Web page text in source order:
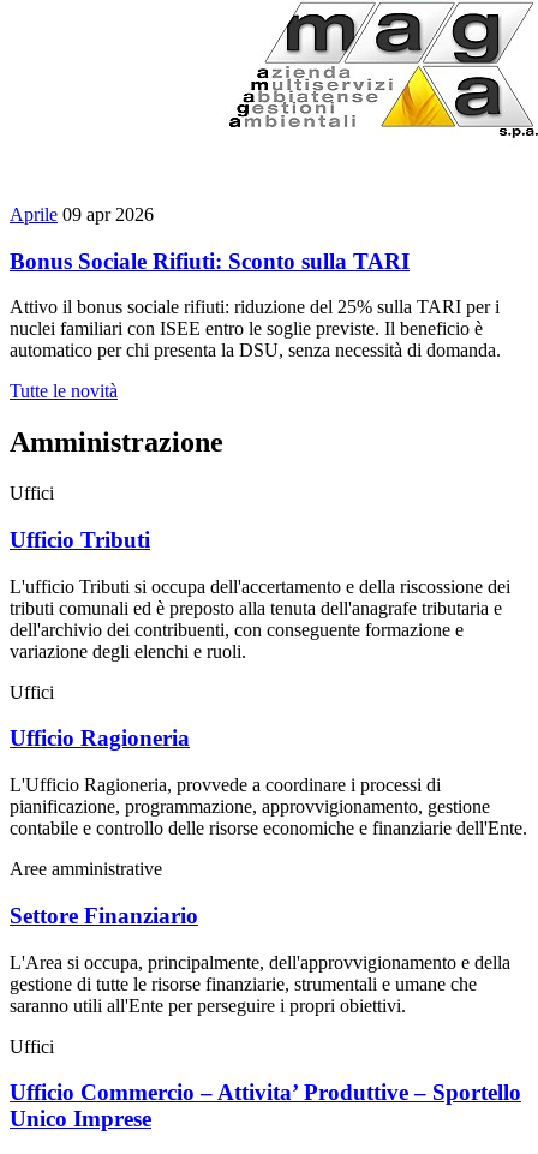
Aprile 09 apr 2026
Bonus Sociale Rifiuti: Sconto sulla TARI
Attivo il bonus sociale rifiuti: riduzione del 25% sulla TARI per i
nuclei familiari con ISEE entro le soglie previste. Il beneficio è
automatico per chi presenta la DSU, senza necessità di domanda.
Tutte le novità
Amministrazione
Uffici
Ufficio Tributi
L'ufficio Tributi si occupa dell'accertamento e della riscossione dei
tributi comunali ed è preposto alla tenuta dell'anagrafe tributaria e
dell'archivio dei contribuenti, con conseguente formazione e
variazione degli elenchi e ruoli.
Uffici
Ufficio Ragioneria
L'Ufficio Ragioneria, provvede a coordinare i processi di
pianificazione, programmazione, approvvigionamento, gestione
contabile e controllo delle risorse economiche e finanziarie dell'Ente.
Aree amministrative
Settore Finanziario
L'Area si occupa, principalmente, dell'approvvigionamento e della
gestione di tutte le risorse finanziarie, strumentali e umane che
saranno utili all'Ente per perseguire i propri obiettivi.
Uffici
Ufficio Commercio – Attivita’ Produttive – Sportello
Unico Imprese